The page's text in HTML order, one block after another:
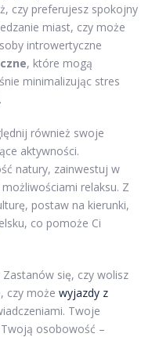
czy preferujesz spokojny
miast, czy może
introwertyczne
, które mogą
minimalizując stres
również swoje
aktywności.
natury, zainwestuj w
relaksu. Z
postaw na kierunki,
co pomoże Ci
się, czy wolisz
czy może wyjazdy z
Twoje
osobowość –